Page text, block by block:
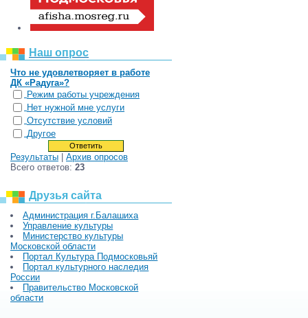
Наш опрос
Что не удовлетворяет в работе
ДК «Радуга»?
Режим работы учреждения
Нет нужной мне услуги
Отсутствие условий
Другое
Результаты
Архив опросов
Всего ответов: 23
Друзья сайта
Администрация г.Балашиха
Управление культуры
Министерство культуры
Московской области
Портал Культура Подмосковьяй
Портал культурного наследия
России
Правительство Московской
области